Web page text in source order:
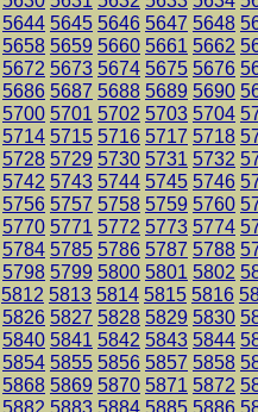
5644 5645 5646 5647 5648
5658 5659 5660 5661 5662
5672 5673 5674 5675 5676
5686 5687 5688 5689 5690
5700 5701 5702 5703 5704
5714 5715 5716 5717 5718
5728 5729 5730 5731 5732
5742 5743 5744 5745 5746
5756 5757 5758 5759 5760
5770 5771 5772 5773 5774
5784 5785 5786 5787 5788
5798 5799 5800 5801 5802
5812 5813 5814 5815 5816
5826 5827 5828 5829 5830
5840 5841 5842 5843 5844
5854 5855 5856 5857 5858
5868 5869 5870 5871 5872
5882 5883 5884 5885 5886